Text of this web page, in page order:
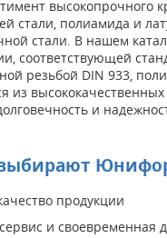
высокопрочного
стали, полиамида и
стали. В нашем
соответствующей
резьбой DIN 933,
из
и
продукции
и своевременная